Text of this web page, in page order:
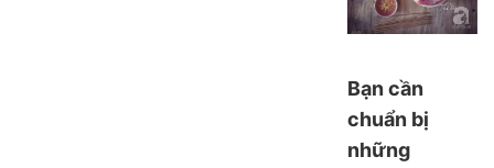
Bạn cần
chuẩn bị
những